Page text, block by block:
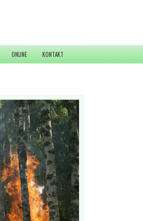
ONLINE KONTAKT